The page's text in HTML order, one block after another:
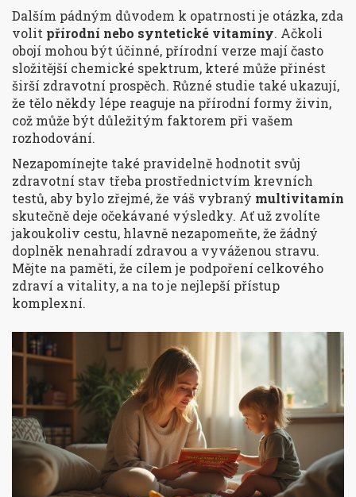
Dalším pádným důvodem k opatrnosti je otázka, zda
volit přírodní nebo syntetické vitamíny. Ačkoli
obojí mohou být účinné, přírodní verze mají často
složitější chemické spektrum, které může přinést
širší zdravotní prospěch. Různé studie také ukazují,
že tělo někdy lépe reaguje na přírodní formy živin,
což může být důležitým faktorem při vašem
rozhodování.
Nezapomínejte také pravidelně hodnotit svůj
zdravotní stav třeba prostřednictvím krevních
testů, aby bylo zřejmé, že váš vybraný multivitamín
skutečně deje očekávané výsledky. Ať už zvolíte
jakoukoliv cestu, hlavně nezapomeňte, že žádný
doplněk nenahradí zdravou a vyváženou stravu.
Mějte na paměti, že cílem je podpoření celkového
zdraví a vitality, a na to je nejlepší přístup
komplexní.